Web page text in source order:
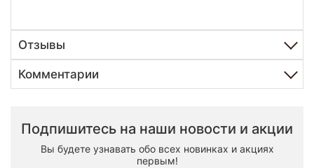
Отзывы
Комментарии
Подпишитесь на наши новости и акции
Вы будете узнавать обо всех новинках и акциях
первым!